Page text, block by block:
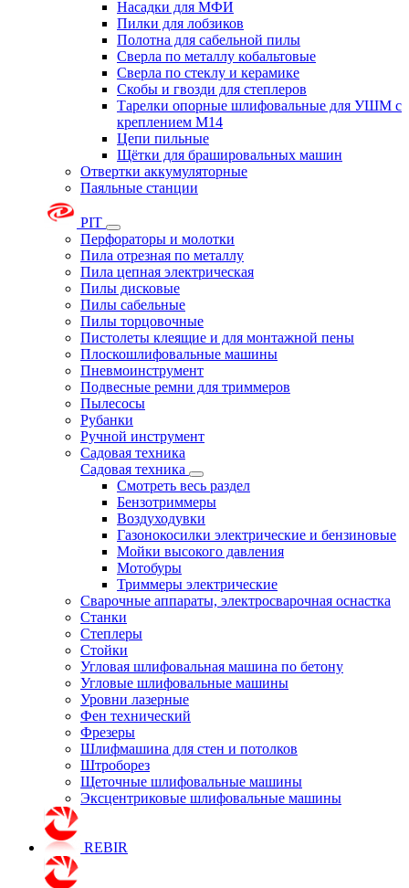
Насадки для МФИ
Пилки для лобзиков
Полотна для сабельной пилы
Сверла по металлу кобальтовые
Сверла по стеклу и керамике
Скобы и гвозди для степлеров
Тарелки опорные шлифовальные для УШМ с
креплением М14
Цепи пильные
Щётки для брашировальных машин
Отвертки аккумуляторные
Паяльные станции
PIT
Перфораторы и молотки
Пила отрезная по металлу
Пила цепная электрическая
Пилы дисковые
Пилы сабельные
Пилы торцовочные
Пистолеты клеящие и для монтажной пены
Плоскошлифовальные машины
Пневмоинструмент
Подвесные ремни для триммеров
Пылесосы
Рубанки
Ручной инструмент
Садовая техника
Садовая техника
Смотреть весь раздел
Бензотриммеры
Воздуходувки
Газонокосилки электрические и бензиновые
Мойки высокого давления
Мотобуры
Триммеры электрические
Сварочные аппараты, электросварочная оснастка
Станки
Степлеры
Стойки
Угловая шлифовальная машина по бетону
Угловые шлифовальные машины
Уровни лазерные
Фен технический
Фрезеры
Шлифмашина для стен и потолков
Штроборез
Щеточные шлифовальные машины
Эксцентриковые шлифовальные машины
REBIR